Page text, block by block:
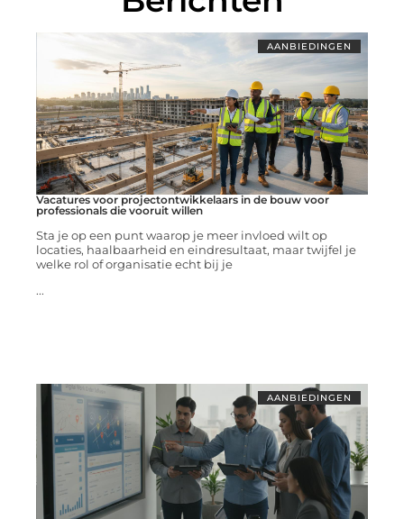
AANBIEDINGEN
Vacatures voor projectontwikkelaars in de bouw voor
professionals die vooruit willen
Sta je op een punt waarop je meer invloed wilt op
locaties, haalbaarheid en eindresultaat, maar twijfel je
welke rol of organisatie echt bij je
...
AANBIEDINGEN